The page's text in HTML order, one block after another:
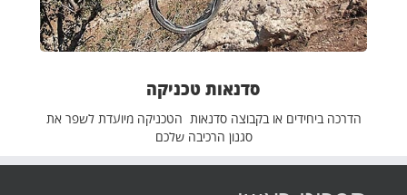
סדנאות טכניקה
הדרכה ביחידים או בקבוצה סדנאות הטכניקה מיועדת לשפר את
סגנון הרכיבה שלכם